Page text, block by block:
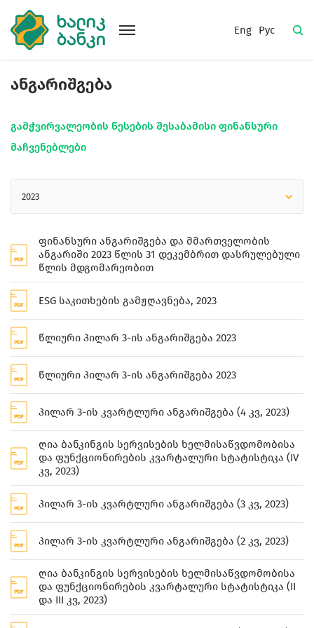
Eng Рус
ანგარიშგება
გამჭვირვალეობის წესების შესაბამისი ფინანსური
მაჩვენებლები
2023
ფინანსური ანგარიშგება და მმართველობის
ანგარიში 2023 წლის 31 დეკემბრით დასრულებული
წლის მდგომარეობით
ESG საკითხების გამჟღავნება, 2023
წლიური პილარ 3-ის ანგარიშგება 2023
წლიური პილარ 3-ის ანგარიშგება 2023
პილარ 3-ის კვარტლური ანგარიშგება (4 კვ, 2023)
ღია ბანკინგის სერვისების ხელმისაწვდომობისა
და ფუნქციონირების კვარტალური სტატისტიკა (IV
კვ, 2023)
პილარ 3-ის კვარტლური ანგარიშგება (3 კვ, 2023)
პილარ 3-ის კვარტლური ანგარიშგება (2 კვ, 2023)
ღია ბანკინგის სერვისების ხელმისაწვდომობისა
და ფუნქციონირების კვარტალური სტატისტიკა (II
და III კვ, 2023)